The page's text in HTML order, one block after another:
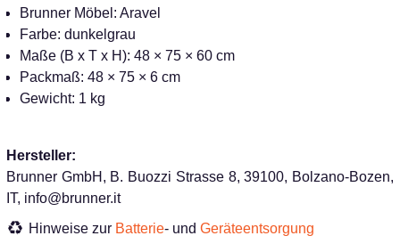
Brunner Möbel: Aravel
Farbe: dunkelgrau
Maße (B x T x H): 48 × 75 × 60 cm
Packmaß: 48 × 75 × 6 cm
Gewicht: 1 kg
Hersteller:
Brunner GmbH, B. Buozzi Strasse 8, 39100, Bolzano-Bozen,
IT, info@brunner.it
Hinweise zur Batterie- und Geräteentsorgung